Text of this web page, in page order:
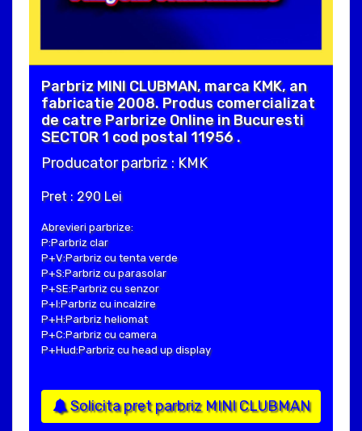
Parbriz MINI CLUBMAN, marca KMK, an
fabricatie 2008. Produs comercializat
de catre Parbrize Online in Bucuresti
SECTOR 1 cod postal 11956 .
Producator parbriz : KMK
Pret : 290 Lei
Abrevieri parbrize:
P:Parbriz clar
P+V:Parbriz cu tenta verde
P+S:Parbriz cu parasolar
P+SE:Parbriz cu senzor
P+I:Parbriz cu incalzire
P+H:Parbriz heliomat
P+C:Parbriz cu camera
P+Hud:Parbriz cu head up display
Solicita pret parbriz MINI CLUBMAN